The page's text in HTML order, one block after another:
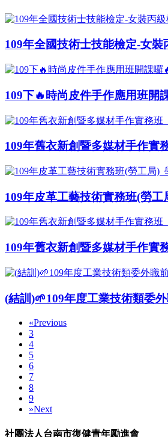
109年全國技術士技能檢定-女裝
109下🔥時尚皮件手作應用班開
109年舊衣新創暨多媒材手作實
109年皮革工藝技術實務班(勞
109年舊衣新創暨多媒材手作實
(結訓)🌱109年度工業技術類委
«Previous
3
4
5
6
7
8
9
»Next
社團法人台南市復健青年勵進會